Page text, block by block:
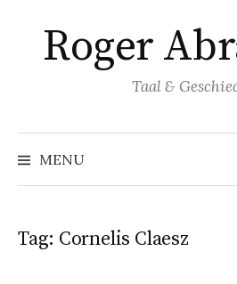
inhoud
springen
Roger
Taal &
MENU
Tag: Cornelis Claesz